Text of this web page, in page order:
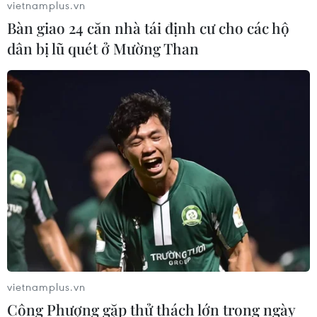
06/08/2026 07:15
Việt Nam hướng tới làm
chủ 10 công nghệ lõi vào năm 2030
06/08/2026 04:38
Việt Nam và Lào thúc đẩy hợp tác
khoa học
05/08/2026 23:43
Phát triển mô hình AI giải mã “ngôn
ngữ của não bộ”
05/08/2026 23:26
vietnamplus.vn
Bàn giao 24 căn nhà tái định cư cho các hộ
dân bị lũ quét ở Mường Than
vietnamplus.vn
Công Phượng gặp thử thách lớn trong ngày